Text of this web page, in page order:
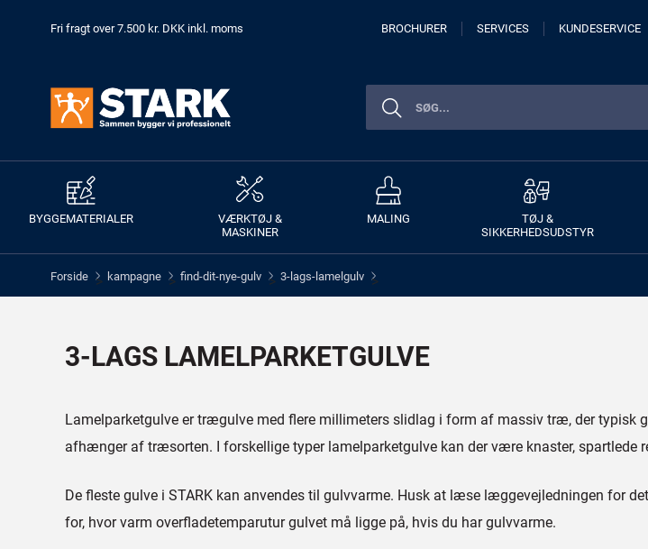
Fri fragt over 7.500 kr. DKK inkl. moms BROCHURER SERVICES KUNDESERVICE
BYGGEMATERIALER
VÆRKTØJ &
MASKINER
MALING
TØJ &
SIKKERHEDSUDSTYR
Forside > kampagne > find-dit-nye-gulv > 3-lags-lamelgulv >
3-LAGS LAMELPARKETGULVE
Lamelparketgulve er trægulve med flere millimeters slidlag i form af massiv træ, der typisk
afhænger af træsorten. I forskellige typer lamelparketgulve kan der være knaster, spartlede
De fleste gulve i STARK kan anvendes til gulvvarme. Husk at læse læggevejledningen for
for, hvor varm overfladetemparutur gulvet må ligge på, hvis du har gulvvarme.